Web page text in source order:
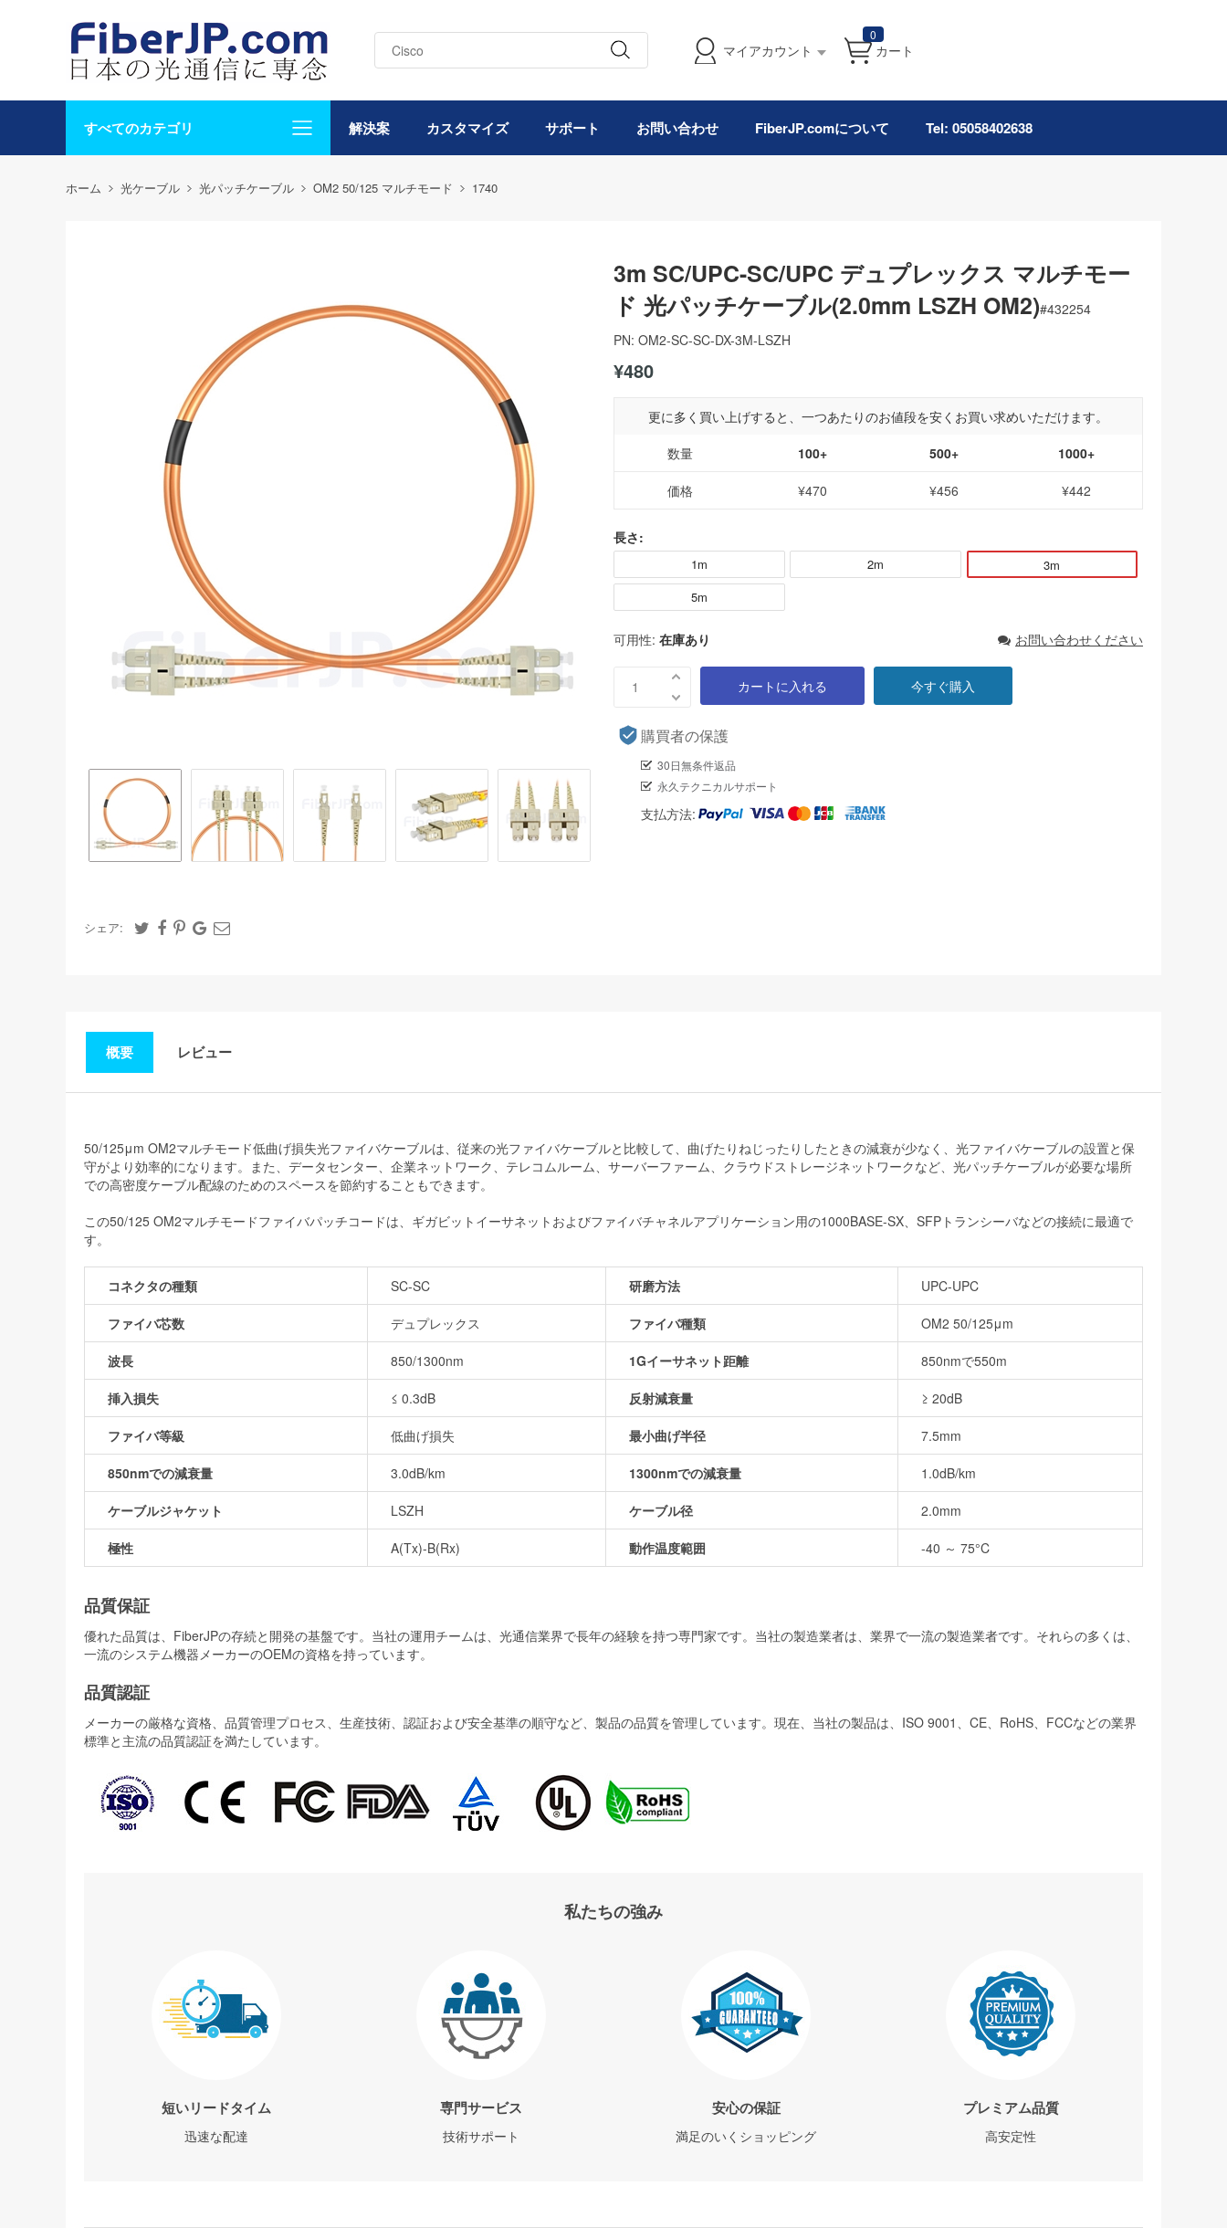
マイアカウント
0
カート
すべてのカテゴリ 解決案 カスタマイズ サポート お問い合わせ FiberJP.comについて Tel: 05058402638
ホーム 光ケーブル 光パッチケーブル OM2 50/125 マルチモード 1740
シェア:
3m SC/UPC-SC/UPC デュプレックス マルチモー
ド 光パッチケーブル(2.0mm LSZH OM2)#432254
PN: OM2-SC-SC-DX-3M-LSZH
¥480
更に多く買い上げすると、一つあたりのお値段を安くお買い求めいただけます。
数量
100+ 500+ 1000+
価格 ¥470 ¥456 ¥442
長さ:
1m 2m
3m
5m
可用性: 在庫あり お問い合わせください
カートに入れる 今すぐ購入
購買者の保護
30日無条件返品
永久テクニカルサポート
支払方法:
概要 レビュー
50/125μm OM2マルチモード低曲げ損失光ファイバケーブルは、従来の光ファイバケーブルと比較して、曲げたりねじったりしたときの減衰が少なく、光ファイバケーブルの設置と保
守がより効率的になります。また、データセンター、企業ネットワーク、テレコムルーム、サーバーファーム、クラウドストレージネットワークなど、光パッチケーブルが必要な場所
での高密度ケーブル配線のためのスペースを節約することもできます。
この50/125 OM2マルチモードファイバパッチコードは、ギガビットイーサネットおよびファイバチャネルアプリケーション用の1000BASE-SX、SFPトランシーバなどの接続に最適で
す。
コネクタの種類 SC-SC 研磨方法 UPC-UPC
ファイバ芯数 デュプレックス ファイバ種類 OM2 50/125μm
波長 850/1300nm 1Gイーサネット距離 850nmで550m
挿入損失 ≤ 0.3dB 反射減衰量 ≥ 20dB
ファイバ等級 低曲げ損失 最小曲げ半径 7.5mm
850nmでの減衰量 3.0dB/km 1300nmでの減衰量 1.0dB/km
ケーブルジャケット LSZH ケーブル径 2.0mm
極性 A(Tx)-B(Rx) 動作温度範囲 -40 ～ 75°C
品質保証
優れた品質は、FiberJPの存続と開発の基盤です。当社の運用チームは、光通信業界で長年の経験を持つ専門家です。当社の製造業者は、業界で一流の製造業者です。それらの多くは、
一流のシステム機器メーカーのOEMの資格を持っています。
品質認証
メーカーの厳格な資格、品質管理プロセス、生産技術、認証および安全基準の順守など、製品の品質を管理しています。現在、当社の製品は、ISO 9001、CE、RoHS、FCCなどの業界
標準と主流の品質認証を満たしています。
私たちの強み
短いリードタイム
迅速な配達
専門サービス
技術サポート
安心の保証
満足のいくショッピング
プレミアム品質
高安定性